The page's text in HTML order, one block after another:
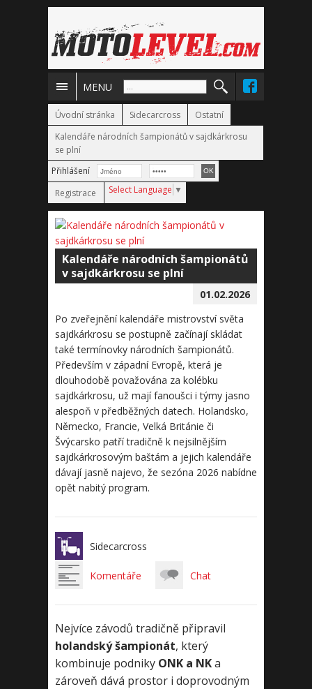
MENU
Úvodní stránka Sidecarcross
Ostatní
Kalendáře národních šampionátů v sajdkárkrosu
se plní
Přihlášení
Registrace
Select Language ▼
Kalendáře národních šampionátů
v sajdkárkrosu se plní
01.02.2026
Po zveřejnění kalendáře mistrovství světa
sajdkárkrosu se postupně začínají skládat
také termínovky národních šampionátů.
Především v západní Evropě, která je
dlouhodobě považována za kolébku
sajdkárkrosu, už mají fanoušci i týmy jasno
alespoň v předběžných datech. Holandsko,
Německo, Francie, Velká Británie či
Švýcarsko patří tradičně k nejsilnějším
sajdkárkrosovým baštám a jejich kalendáře
dávají jasně najevo, že sezóna 2026 nabídne
opět nabitý program.
Sidecarcross
Komentáře Chat
Nejvíce závodů tradičně připravil
holandský šampionát, který
kombinuje podniky ONK a NKa
zároveň dává prostor i doprovodným